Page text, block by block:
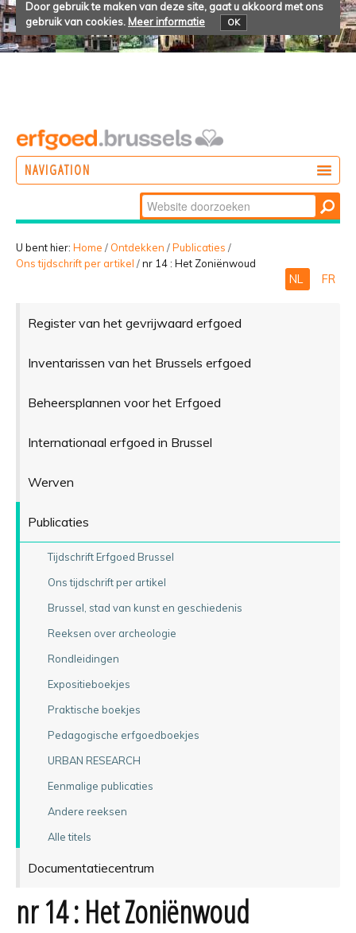
Door gebruik te maken van deze site, gaat u akkoord met ons
gebruik van cookies. Meer informatie OK
NAVIGATION
BELEVEN
Zoek
Geavanceerd
zoeken...
U bent hier: Home / Ontdekken /Publicaties /
Ons tijdschrift per artikel /nr 14 : Het Zoniënwoud
NL FR
Register van het gevrijwaard erfgoed
Inventarissen van het Brussels erfgoed
Beheersplannen voor het Erfgoed
Internationaal erfgoed in Brussel
Werven
Publicaties
Tijdschrift Erfgoed Brussel
Ons tijdschrift per artikel
Brussel, stad van kunst en geschiedenis
Reeksen over archeologie
Rondleidingen
Expositieboekjes
Praktische boekjes
Pedagogische erfgoedboekjes
URBAN RESEARCH
Eenmalige publicaties
Andere reeksen
Alle titels
Documentatiecentrum
nr 14 : Het Zoniënwoud